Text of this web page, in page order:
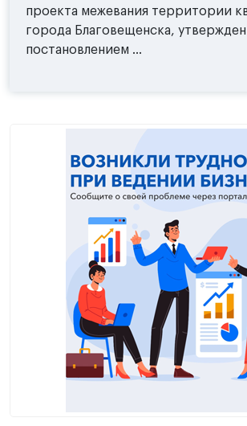
проекта межевания территории
города Благовещенска,
постановлением ...